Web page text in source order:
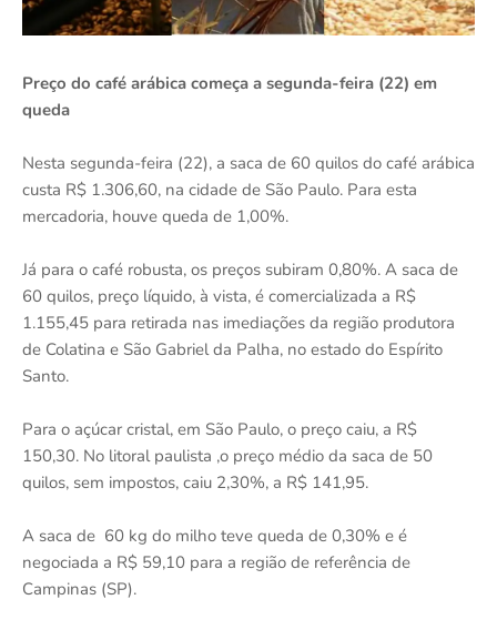
Preço do café arábica começa a segunda-feira (22) em
queda
Nesta segunda-feira (22), a saca de 60 quilos do café arábica
custa R$ 1.306,60, na cidade de São Paulo. Para esta
mercadoria, houve queda de 1,00%.
Já para o café robusta, os preços subiram 0,80%. A saca de
60 quilos, preço líquido, à vista, é comercializada a R$
1.155,45 para retirada nas imediações da região produtora
de Colatina e São Gabriel da Palha, no estado do Espírito
Santo.
Para o açúcar cristal, em São Paulo, o preço caiu, a R$
150,30. No litoral paulista ,o preço médio da saca de 50
quilos, sem impostos, caiu 2,30%, a R$ 141,95.
A saca de 60 kg do milho teve queda de 0,30% e é
negociada a R$ 59,10 para a região de referência de
Campinas (SP).